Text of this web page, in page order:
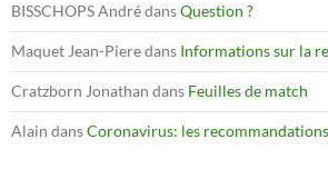
BISSCHOPS AndrédansQuestion ?
Maquet Jean-Pieredans Informations sur la
Cratzborn Jonathan dans Feuilles de match
Alain dansCoronavirus: les recommandations